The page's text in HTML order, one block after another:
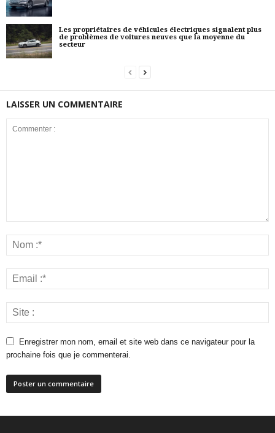
Les propriétaires de véhicules électriques signalent plus
de problèmes de voitures neuves que la moyenne du
secteur
LAISSER UN COMMENTAIRE
Enregistrer mon nom, email et site web dans ce navigateur pour la
prochaine fois que je commenterai.